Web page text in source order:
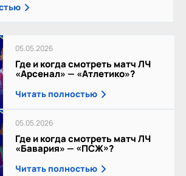
05.05.2026
Где и когда смотреть матч ЛЧ
«Арсенал» — «Атлетико»?
Читать полностью
05.05.2026
Где и когда смотреть матч ЛЧ
«Бавария» — «ПСЖ»?
Читать полностью